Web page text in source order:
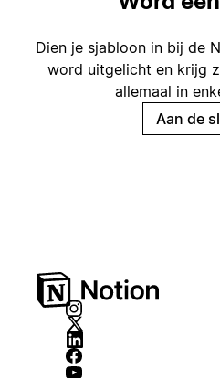
Dien je sjabloon in bij de
word uitgelicht en krijg
allemaal in
Aan de